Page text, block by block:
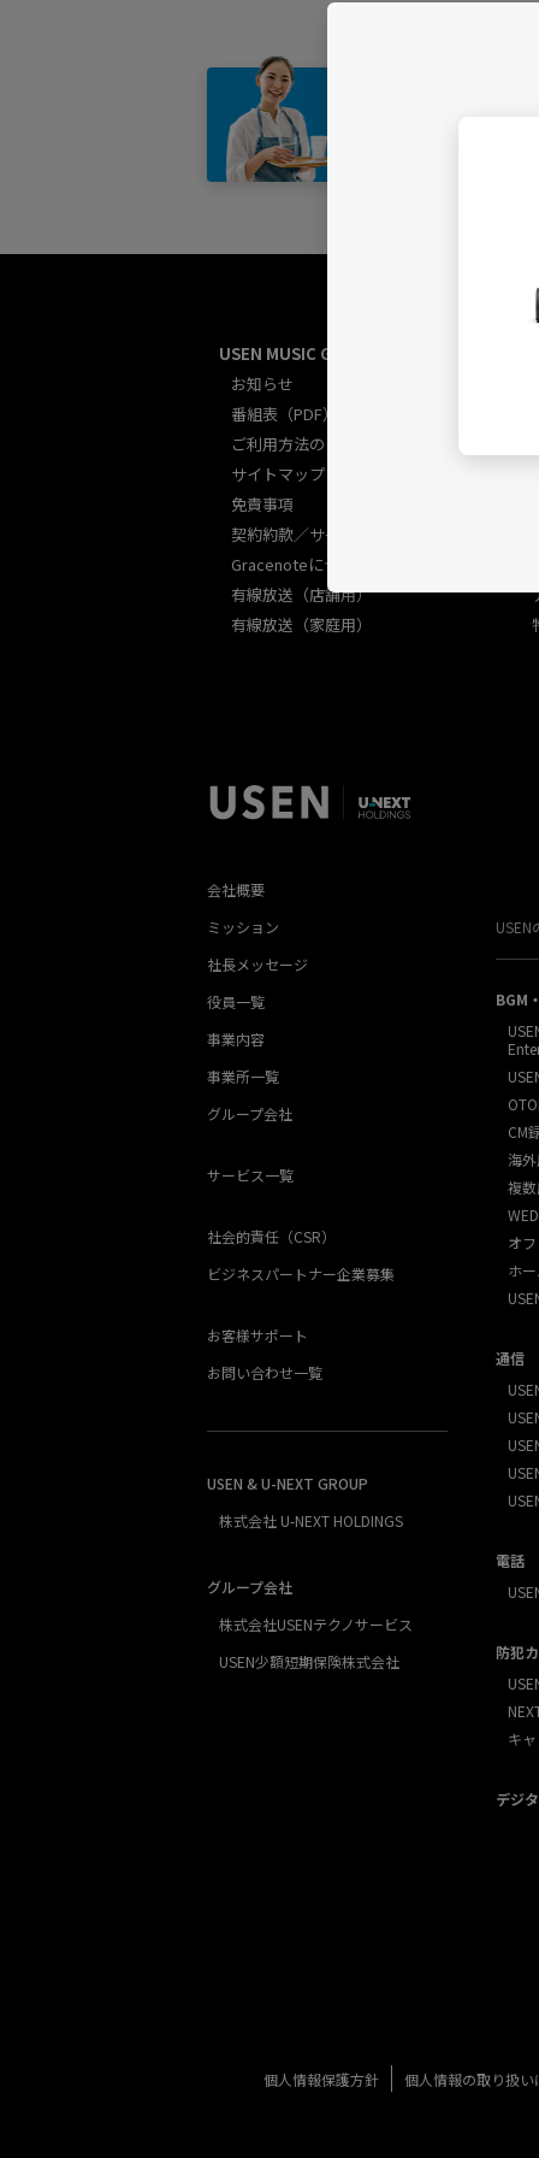
USEN MUSIC GUIDE総合
お知らせ
番組表（PDF）
ご利用方法のご案内
サイトマップ
免責事項
契約約款／サービス規約
Gracenoteについて
有線放送（店舗用）
有線放送（家庭用）
会社概要
ミッション
社長メッセージ
役員一覧
事業内容
事業所一覧
グループ会社
サービス一覧
社会的責任（CSR）
ビジネスパートナー企業募集
お客様サポート
お問い合わせ一覧
USEN & U-NEXT GROUP
株式会社 U-NEXT HOLDINGS
グループ会社
株式会社USENテクノサービス
USEN少額短期保険株式会社
BGM
CM
海
複
オ
ホ
通信
電話
防犯
キ
デジ
個人情報保護方針 個人情報の取り扱い